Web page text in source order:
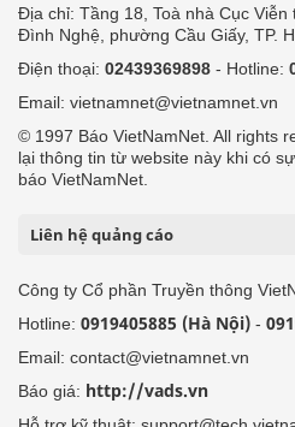
Địa chỉ: Tầng 18, Toà nhà Cục
Đình Nghệ, phường Cầu Giấy, TP.
Điện thoại: 02439369898 - Hotline:
Email: vietnamnet@vietnamnet.vn
© 1997 Báo VietNamNet. All rights
lại thông tin từ website này khi có
báo VietNamNet.
Liên hệ quảng cáo
Công ty Cổ phần Truyền thông
Hotline: 0919405885 (Hà Nội) -
Email: contact@vietnamnet.vn
Báo giá: http://vads.vn